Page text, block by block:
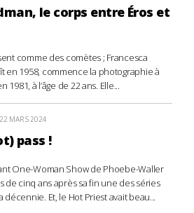
le corps entre Éros et
comme des comètes ; Francesca
en 1958, commence la photographie à
à l’âge de 22 ans. Elle...
22 MARS 2024
pass !
One-Woman Show de Phoebe-Waller
de cinq ans après sa fin une des séries
Et, le Hot Priest avait beau...